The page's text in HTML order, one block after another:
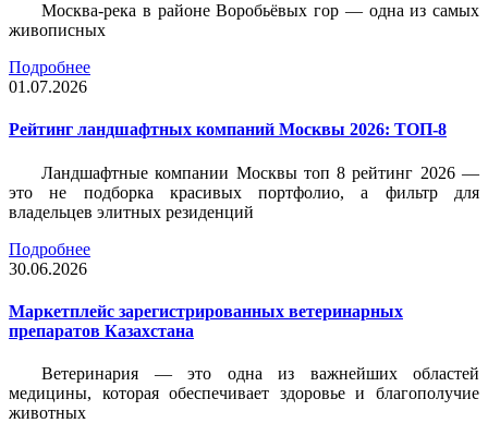
Москва-река в районе Воробьёвых гор — одна из самых
живописных
Подробнее
01.07.2026
Рейтинг ландшафтных компаний Москвы 2026: ТОП-8
Ландшафтные компании Москвы топ 8 рейтинг 2026 —
это не подборка красивых портфолио, а фильтр для
владельцев элитных резиденций
Подробнее
30.06.2026
Маркетплейс зарегистрированных ветеринарных
препаратов Казахстана
Ветеринария — это одна из важнейших областей
медицины, которая обеспечивает здоровье и благополучие
животных